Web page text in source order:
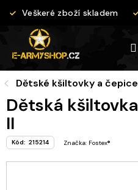
Veškeré zboží skladem
Dětské kšiltovky a čepice
Dětská
II
Kód: 215214 Značka: Fostex®